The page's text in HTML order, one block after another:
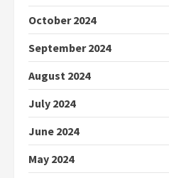
October 2024
September 2024
August 2024
July 2024
June 2024
May 2024